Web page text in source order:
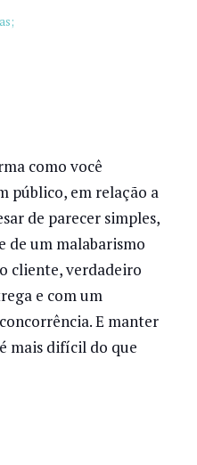
como você
público, em relação a
de parecer simples,
de um malabarismo
cliente, verdadeiro
e com um
E manter
mais difícil do que